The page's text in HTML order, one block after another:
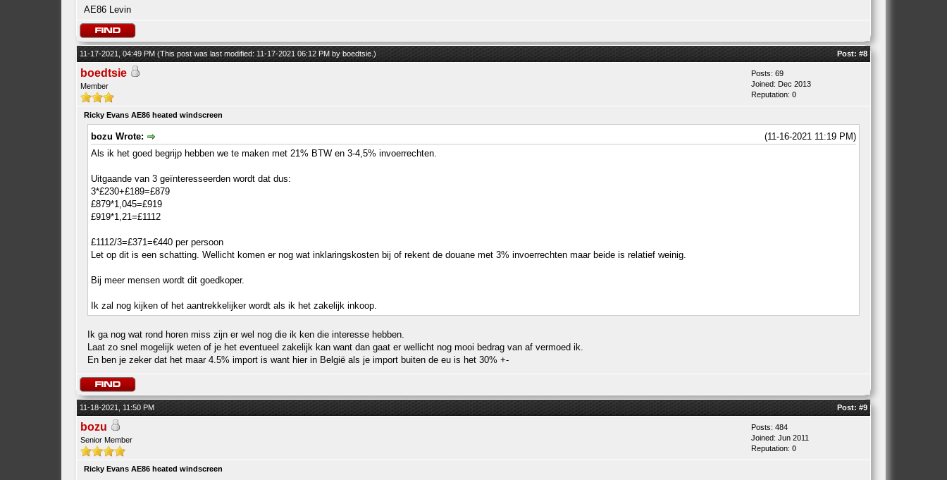
AE86 Levin
11-17-2021, 04:49 PM (This post was last modified: 11-17-2021 06:12 PM by boedtsie.) Post: #8
boedtsie
Member
Posts: 69
Joined: Dec 2013
Reputation: 0
Ricky Evans AE86 heated windscreen
(11-16-2021 11:19 PM)
bozu Wrote:
Als ik het goed begrijp hebben we te maken met 21% BTW en 3-4,5% invoerrechten.
Uitgaande van 3 geïnteresseerden wordt dat dus:
3*£230+£189=£879
£879*1,045=£919
£919*1,21=£1112
£1112/3=£371=€440 per persoon
Let op dit is een schatting. Wellicht komen er nog wat inklaringskosten bij of rekent de douane met 3% invoerrechten maar beide is relatief weinig.
Bij meer mensen wordt dit goedkoper.
Ik zal nog kijken of het aantrekkelijker wordt als ik het zakelijk inkoop.
Ik ga nog wat rond horen miss zijn er wel nog die ik ken die interesse hebben.
Laat zo snel mogelijk weten of je het eventueel zakelijk kan want dan gaat er wellicht nog mooi bedrag van af vermoed ik.
En ben je zeker dat het maar 4.5% import is want hier in België als je import buiten de eu is het 30% +-
11-18-2021, 11:50 PM Post: #9
bozu
Senior Member
Posts: 484
Joined: Jun 2011
Reputation: 0
Ricky Evans AE86 heated windscreen